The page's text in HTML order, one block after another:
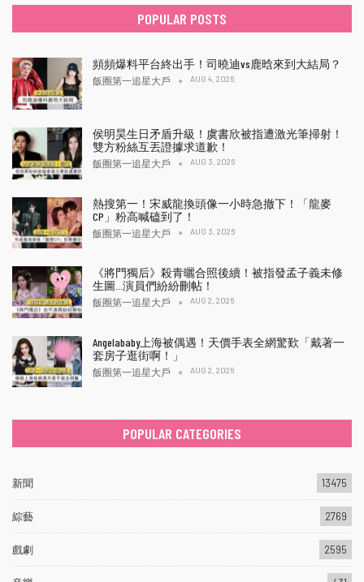
POPULAR POSTS
頻頻爆料平台終出手！司曉迪vs鹿晗來到大結局？
飯圈第一追星大戶 AUG 4, 2026
侯明昊生日矛盾升級！虞書欣被指遭激光筆掃射！
雙方粉絲互丟證據求道歉！
飯圈第一追星大戶 AUG 3, 2026
熱搜第一！宋威龍換頭像一小時急撤下！「龍麥
CP」粉高喊磕到了！
飯圈第一追星大戶 AUG 3, 2026
《將門獨后》殺青曬合照後續！被指發孟子義未修
生圖…演員們紛紛刪帖！
飯圈第一追星大戶 AUG 2, 2026
Angelababy上海被偶遇！天價手表全網驚歎「戴著一
套房子逛街啊！」
飯圈第一追星大戶 AUG 2, 2026
POPULAR CATEGORIES
新聞 13475
綜藝 2769
戲劇 2595